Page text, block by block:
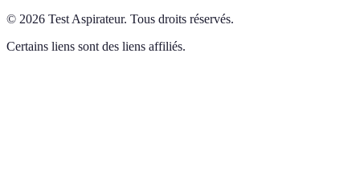
© 2026 Test Aspirateur. Tous droits réservés.
Certains liens sont des liens affiliés.